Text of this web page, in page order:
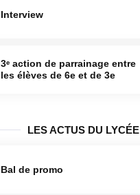
Interview
3ᵉ action de parrainage entre
les élèves de 6e et de 3e
LES ACTUS DU LYCÉE
Bal de promo